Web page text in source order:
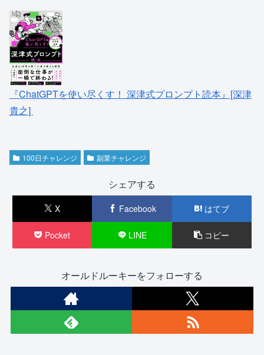
『ChatGPTを使い尽くす！ 深津式プロンプト読本』[深津
貴之]
100日チャレンジ 副業チャレンジ
シェアする
X Facebook はてブ
Pocket LINE コピー
オールドルーキーをフォローする